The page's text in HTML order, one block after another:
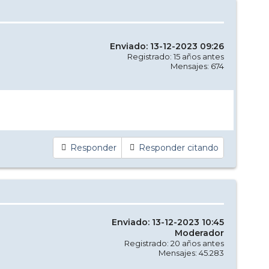
Enviado: 13-12-2023 09:26
Registrado: 15 años antes
Mensajes: 674
Responder Responder citando
Enviado: 13-12-2023 10:45
Moderador
Registrado: 20 años antes
Mensajes: 45.283